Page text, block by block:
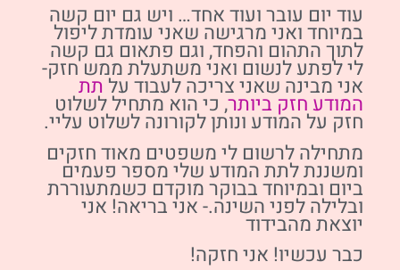
עוד יום עובר ועוד אחד… ויש גם יום קשה
במיוחד ואני מרגישה שאני עומדת ליפול
לתוך התהום והפחד, וגם פתאום גם קשה
לי לפתע לנשום ואני משתעלת ממש חזק-
אני מבינה שאני צריכה לעבוד על תת
המודע חזק ביותר, כי הוא מתחיל לשלוט
חזק על המודע ונותן לקורונה לשלוט עליי.
מתחילה לרשום לי משפטים מאוד חזקים
ומשננת לתת המודע שלי מספר פעמים
ביום ובמיוחד בבוקר מוקדם כשמתעוררת
ובלילה לפני השינה.- אני בריאה! אני
יוצאת מהבידוד
כבר עכשיו! אני חזקה!